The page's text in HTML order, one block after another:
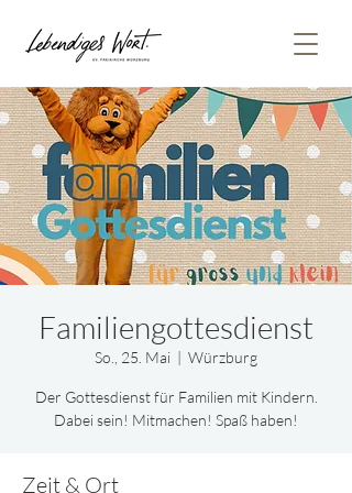
Familiengottesdienst
So., 25. Mai
  |
Würzburg
Der Gottesdienst für Familien mit Kindern.
Dabei sein! Mitmachen! Spaß haben!
Zeit & Ort